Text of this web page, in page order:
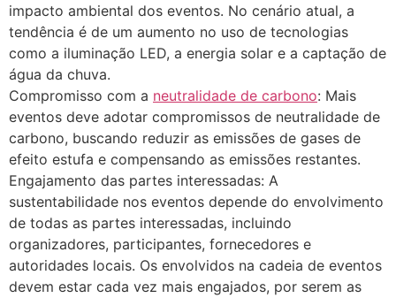
impacto ambiental dos eventos. No cenário atual, a
tendência é de um aumento no uso de tecnologias
como a iluminação LED, a energia solar e a captação de
água da chuva.
Compromisso com a neutralidade de carbono: Mais
eventos deve adotar compromissos de neutralidade de
carbono, buscando reduzir as emissões de gases de
efeito estufa e compensando as emissões restantes.
Engajamento das partes interessadas: A
sustentabilidade nos eventos depende do envolvimento
de todas as partes interessadas, incluindo
organizadores, participantes, fornecedores e
autoridades locais. Os envolvidos na cadeia de eventos
devem estar cada vez mais engajados, por serem as